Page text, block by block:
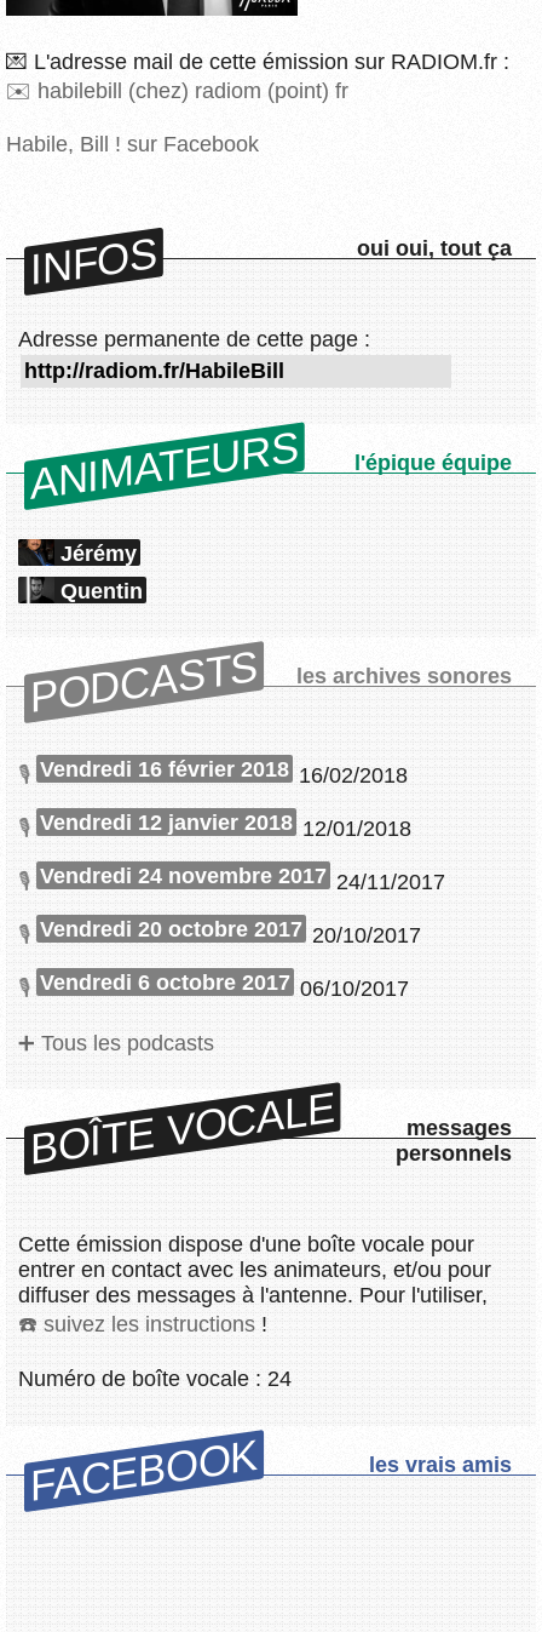
💌 L'adresse mail de cette émission sur RADIOM.fr :
habilebill (chez) radiom (point) fr
Habile, Bill ! sur Facebook
INFOS oui oui, tout ça
Adresse permanente de cette page :
ANIMATEURS l'épique équipe
Jérémy
Quentin
PODCASTS les archives sonores
Vendredi 16 février 2018 16/02/2018
Vendredi 12 janvier 2018 12/01/2018
Vendredi 24 novembre 2017 24/11/2017
Vendredi 20 octobre 2017 20/10/2017
Vendredi 6 octobre 2017 06/10/2017
Tous les podcasts
BOÎTE VOCALE
messages
personnels
Cette émission dispose d'une boîte vocale pour
entrer en contact avec les animateurs, et/ou pour
diffuser des messages à l'antenne. Pour l'utiliser,
suivez les instructions !
Numéro de boîte vocale : 24
FACEBOOK les vrais amis